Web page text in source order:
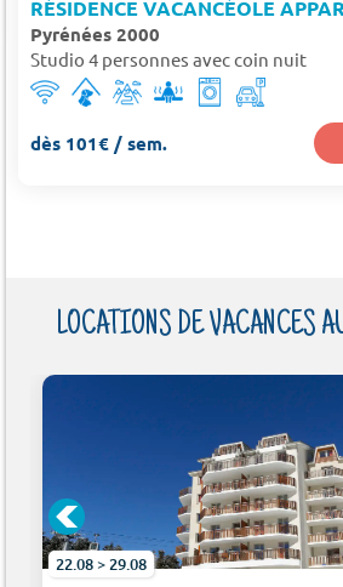
RÉSIDENCE VACANCÉOLE
Pyrénées 2000
Studio 4 personnes avec coin nuit
dès 101€ / sem.
LOCATIONS DE VACANCES
22.08 > 29.08